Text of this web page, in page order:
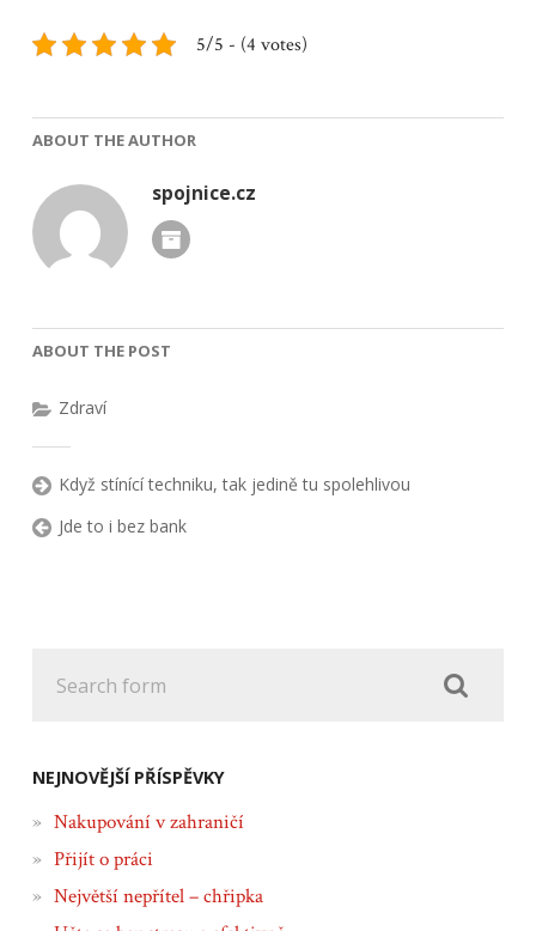
5/5 - (4 votes)
ABOUT THE AUTHOR
spojnice.cz
ABOUT THE POST
Zdraví
Když stínící techniku, tak jedině tu spolehlivou
Jde to i bez bank
NEJNOVĚJŠÍ PŘÍSPĚVKY
Nakupování v zahraničí
Přijít o práci
Největší nepřítel – chřipka